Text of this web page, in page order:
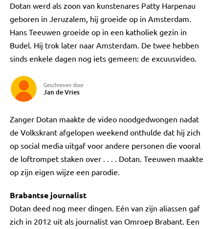
Dotan werd als zoon van kunstenares Patty Harpenau
geboren in Jeruzalem, hij groeide op in Amsterdam.
Hans Teeuwen groeide op in een katholiek gezin in
Budel. Hij trok later naar Amsterdam. De twee hebben
sinds enkele dagen nog iets gemeen: de excuusvideo.
Geschreven door
Jan de Vries
Zanger Dotan maakte de video noodgedwongen nadat
de Volkskrant afgelopen weekend onthulde dat hij zich
op social media uitgaf voor andere personen die vooral
de loftrompet staken over . . . . Dotan. Teeuwen maakte
op zijn eigen wijze een parodie.
Brabantse journalist
Dotan deed nog meer dingen. Eén van zijn aliassen gaf
zich in 2012 uit als journalist van Omroep Brabant. Een